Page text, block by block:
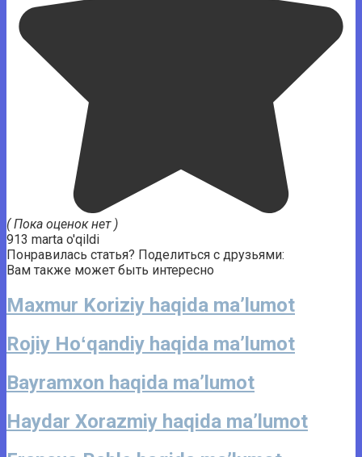
( Пока оценок нет )
913 marta o'qildi
Понравилась статья? Поделиться с друзьями:
Вам также может быть интересно
Maxmur Koriziy haqida ma’lumot
Rojiy Hoʻqandiy haqida ma’lumot
Bayramxon haqida ma’lumot
Haydar Xorazmiy haqida ma’lumot